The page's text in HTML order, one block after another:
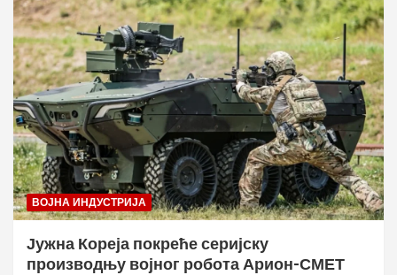
ВОЈНА ИНДУСТРИЈА
Јужна Кореја покреће серијску
производњу војног робота Арион-СМЕТ